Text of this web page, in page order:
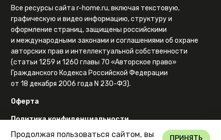
Все ресурсы сайта r-home.ru, включая текстовую,
графическую и видео информацию, структуру и
оформление страниц, защищены российскими
и международными законами и соглашениями об охране
авторских прав и интеллектуальной собственности
(статьи 1259 и 1260 главы 70 «Авторское право»
Гражданского Кодекса Российской Федерации
от 18 декабря 2006 года N 230-ФЗ).
Оферта
Политика конфиденциальности
Карта сайта
Продолжая пользоваться сайтом, вы
ПРИНЯТЬ